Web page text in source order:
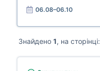
06.08–06.10
Знайдено 1, на сторінці: